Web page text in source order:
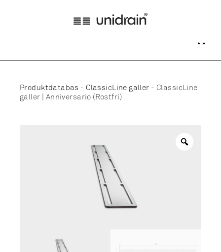
Produktdatabas -ClassicLine galler - ClassicLine
galler | Anniversario (Rostfri)